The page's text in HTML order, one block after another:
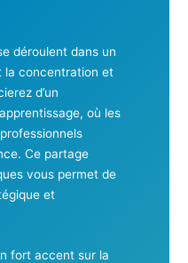
déroulent dans un
la concentration et
d’un
où les
Ce partage
vous permet de
et
fort accent sur la